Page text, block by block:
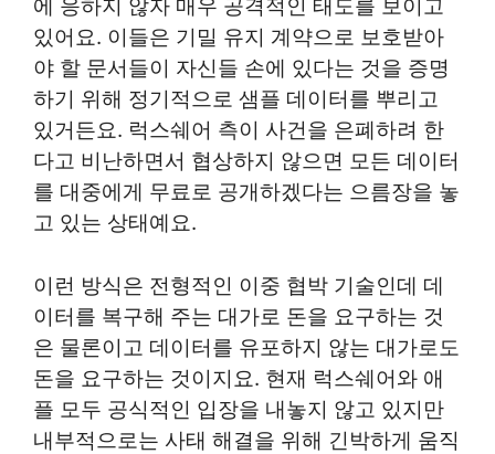
에 응하지 않자 매우 공격적인 태도를 보이고
있어요. 이들은 기밀 유지 계약으로 보호받아
야 할 문서들이 자신들 손에 있다는 것을 증명
하기 위해 정기적으로 샘플 데이터를 뿌리고
있거든요. 럭스쉐어 측이 사건을 은폐하려 한
다고 비난하면서 협상하지 않으면 모든 데이터
를 대중에게 무료로 공개하겠다는 으름장을 놓
고 있는 상태예요.
이런 방식은 전형적인 이중 협박 기술인데 데
이터를 복구해 주는 대가로 돈을 요구하는 것
은 물론이고 데이터를 유포하지 않는 대가로도
돈을 요구하는 것이지요. 현재 럭스쉐어와 애
플 모두 공식적인 입장을 내놓지 않고 있지만
내부적으로는 사태 해결을 위해 긴박하게 움직